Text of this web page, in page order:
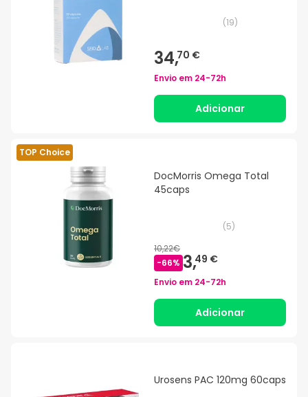
(19)
34,70 €
Envio em 24-72h
Adicionar
TOP Choice
DocMorris Omega Total
45caps
(5)
10,22€
-66% 3,49 €
Envio em 24-72h
Adicionar
Urosens PAC 120mg 60caps